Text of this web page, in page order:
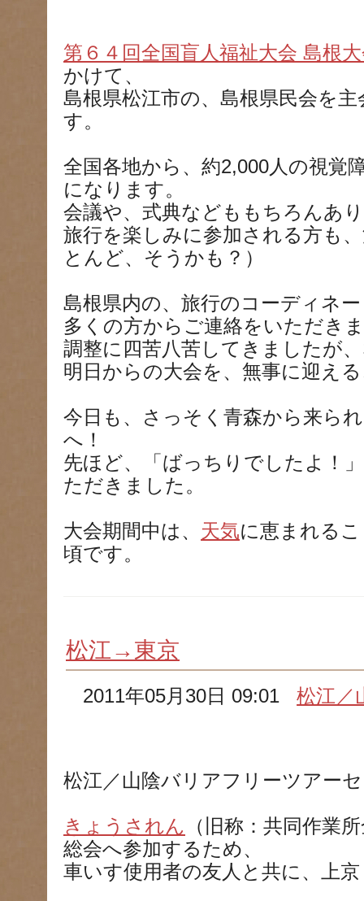
第６４回全国盲人福祉大会 島根
かけて、
島根県松江市の、島根県民会を
す。
全国各地から、約2,000人の視覚
になります。
会議や、式典などももちろんあ
旅行を楽しみに参加される方も
とんど、そうかも？）
島根県内の、旅行のコーディネ
多くの方からご連絡をいただき
調整に四苦八苦してきましたが
明日からの大会を、無事に迎え
今日も、さっそく青森から来ら
へ！
先ほど、「ばっちりでしたよ！
ただきました。
大会期間中は、 天気に恵まれる
頃です。
松江→東京
2011年05月30日 09:01松江／
松江／山陰バリアフリーツアー
きょうされん
（旧称：共同作業
総会へ参加するため、
車いす使用者の友人と共に、上